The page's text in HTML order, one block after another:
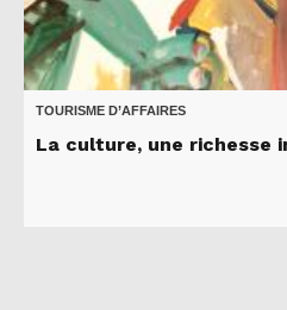
TOURISME D’AFFAIRES
La culture, une richesse